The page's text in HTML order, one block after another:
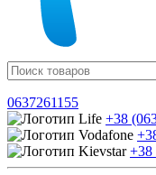
0637261155
+38
+38